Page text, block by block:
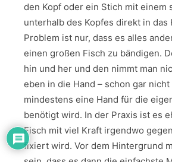
den Kopf oder ein Stich mit einem
unterhalb des Kopfes direkt in das
Problem ist nur, dass es alles
einen großen Fisch zu bändigen.
hin und her und den nimmt man
eben in die Hand – schon gar
mindestens eine Hand für die
benötigt wird. In der Praxis ist es
Fisch mit viel Kraft irgendwo
fixiert wird. Vor dem Hintergrund